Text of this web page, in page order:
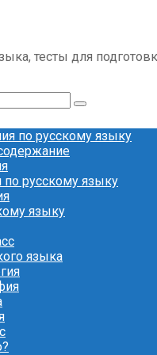
тесты для
по русскому языку
по русскому языку
языку
языка